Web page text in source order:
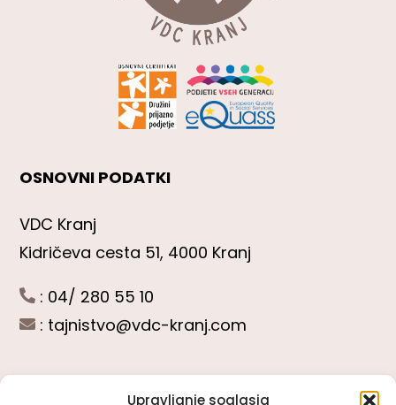
Upravljanje soglasja
OSNOVNI PODATKI
VDC Kranj
Kidričeva cesta 51, 4000 Kranj
: 04/ 280 55 10
: tajnistvo@vdc-kranj.com